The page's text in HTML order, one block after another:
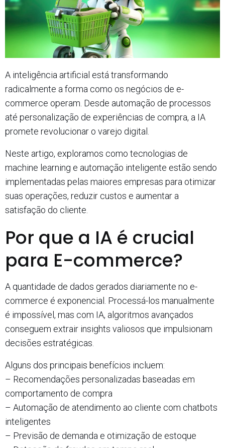
A inteligência artificial está transformando
radicalmente a forma como os negócios de e-
commerce operam. Desde automação de processos
até personalização de experiências de compra, a IA
promete revolucionar o varejo digital.
Neste artigo, exploramos como tecnologias de
machine learning e automação inteligente estão sendo
implementadas pelas maiores empresas para otimizar
suas operações, reduzir custos e aumentar a
satisfação do cliente.
Por que a IA é crucial
para E-commerce?
A quantidade de dados gerados diariamente no e-
commerce é exponencial. Processá-los manualmente
é impossível, mas com IA, algoritmos avançados
conseguem extrair insights valiosos que impulsionam
decisões estratégicas.
Alguns dos principais benefícios incluem:
– Recomendações personalizadas baseadas em
comportamento de compra
– Automação de atendimento ao cliente com chatbots
inteligentes
– Previsão de demanda e otimização de estoque